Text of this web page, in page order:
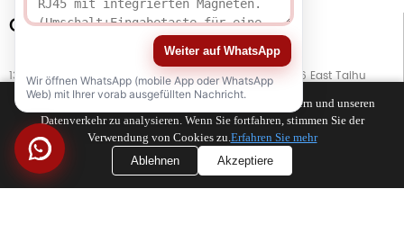
Connect with Us
13. Stock, Gebäude G, Kaiping Business Center, Nr. 11666 East Taihu
Avenue, Bezirk Wujiang, Stadt Suzhou, Provinz Jiangsu, China
TEL
+86 133 5804 1040 (WhatsApp)
TEL
+86 180 2130 1136 / +86 133 3865 5578
Wir verwenden Cookies, um Ihr Surferlebnis zu verbessern und unseren
Datenverkehr zu analysieren. Wenn Sie fortfahren, stimmen Sie der
Verwendung von Cookies zu.Erfahren Sie mehr
Ablehnen
Akzeptiere
Weiter auf WhatsApp
Wir öffnen WhatsApp (mobile App oder WhatsApp
Web) mit Ihrer vorab ausgefüllten Nachricht.